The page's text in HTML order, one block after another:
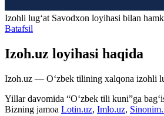
Izohli lugʻat Savodxon loyihasi bilan
Batafsil
Izoh.uz loyihasi haqida
Izoh.uz — O‘zbek tilining xalqona izohli
Yillar davomida “O‘zbek tili kuni”ga
Bizning jamoa Lotin.uz, Imlo.uz,